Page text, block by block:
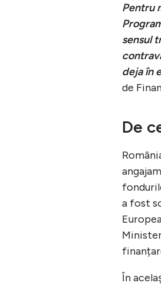
Pentru
sensul
deja în
de
De
a fost
În